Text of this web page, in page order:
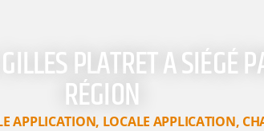
PLATRET A SIÉGÉ
RÉGION
APPLICATION, LOCALE APPLICATION,